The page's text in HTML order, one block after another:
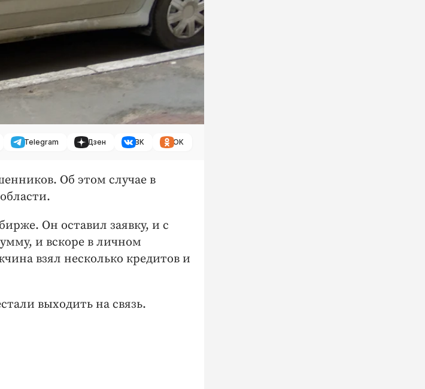
Telegram Дзен ВК ОК
Об этом случае в
Он оставил заявку, и с
и вскоре в личном
взял несколько кредитов и
выходить на связь.